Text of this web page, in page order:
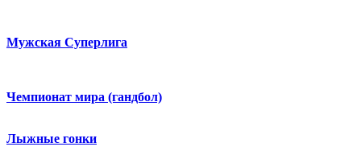
Мужская Суперлига
Чемпионат мира (гандбол)
Лыжные гонки